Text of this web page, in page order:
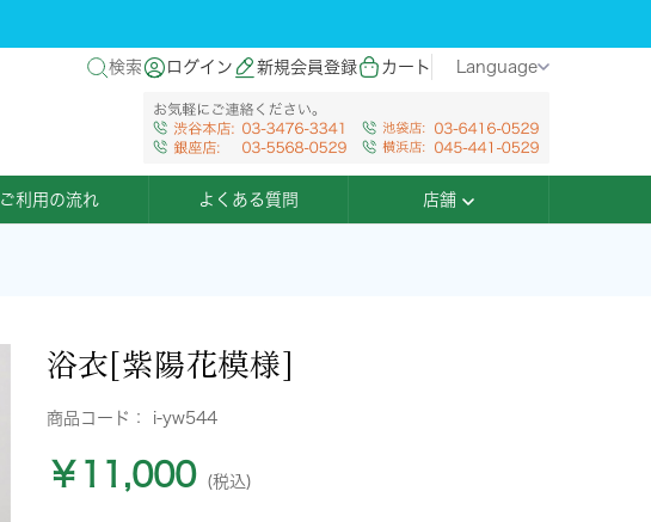
検索 ログイン 新規会員登録 カート Language
ご利用の流れ よくある質問 店舗
浴衣[紫陽花模様]
商品コード： i-yw544
￥11,000 (税込)